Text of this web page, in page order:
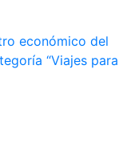
económico del
“Viajes para